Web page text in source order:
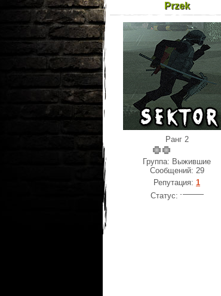
Przek
Ранг 2
Группа: Выжившие
Сообщений: 29
Репутация: 1
Статус: